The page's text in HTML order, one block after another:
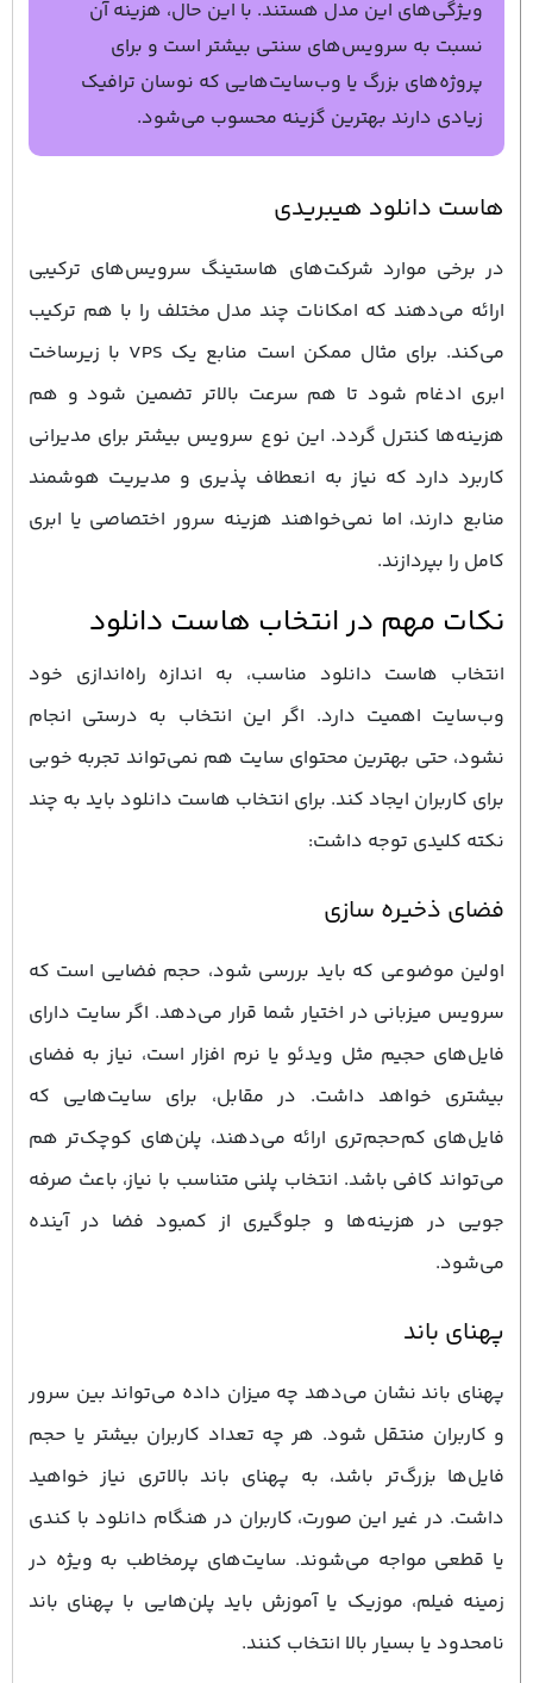
ویژگی‌های این مدل هستند. با این حال، هزینه آن
نسبت به سرویس‌های سنتی بیشتر است و برای
پروژه‌های بزرگ یا وب‌سایت‌هایی که نوسان ترافیک
زیادی دارند بهترین گزینه محسوب می‌شود.
هاست دانلود هیبریدی
در برخی موارد شرکت‌های هاستینگ سرویس‌های ترکیبی
ارائه می‌دهند که امکانات چند مدل مختلف را با هم ترکیب
می‌کند. برای مثال ممکن است منابع یک VPS با زیرساخت
ابری ادغام شود تا هم سرعت بالاتر تضمین شود و هم
هزینه‌ها کنترل گردد. این نوع سرویس بیشتر برای مدیرانی
کاربرد دارد که نیاز به انعطاف‌ پذیری و مدیریت هوشمند
منابع دارند، اما نمی‌خواهند هزینه سرور اختصاصی یا ابری
کامل را بپردازند.
نکات مهم در انتخاب هاست دانلود
انتخاب هاست دانلود مناسب، به اندازه راه‌اندازی خود
وب‌سایت اهمیت دارد. اگر این انتخاب به درستی انجام
نشود، حتی بهترین محتوای سایت هم نمی‌تواند تجربه خوبی
برای کاربران ایجاد کند. برای انتخاب هاست دانلود باید به چند
نکته کلیدی توجه داشت:
فضای ذخیره‌ سازی
اولین موضوعی که باید بررسی شود، حجم فضایی است که
سرویس میزبانی در اختیار شما قرار می‌دهد. اگر سایت دارای
فایل‌های حجیم مثل ویدئو یا نرم ‌افزار است، نیاز به فضای
بیشتری خواهد داشت. در مقابل، برای سایت‌هایی که
فایل‌های کم‌حجم‌تری ارائه می‌دهند، پلن‌های کوچک‌تر هم
می‌تواند کافی باشد. انتخاب پلنی متناسب با نیاز، باعث صرفه‌
جویی در هزینه‌ها و جلوگیری از کمبود فضا در آینده
می‌شود.
پهنای باند
پهنای باند نشان می‌دهد چه میزان داده می‌تواند بین سرور
و کاربران منتقل شود. هر چه تعداد کاربران بیشتر یا حجم
فایل‌ها بزرگ‌تر باشد، به پهنای باند بالاتری نیاز خواهید
داشت. در غیر این صورت، کاربران در هنگام دانلود با کندی
یا قطعی مواجه می‌شوند. سایت‌های پرمخاطب به‌ ویژه در
زمینه فیلم، موزیک یا آموزش باید پلن‌هایی با پهنای باند
نامحدود یا بسیار بالا انتخاب کنند.